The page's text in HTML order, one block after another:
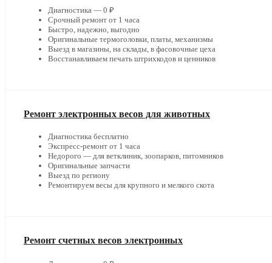
Диагностика — 0 ₽
Срочный ремонт от 1 часа
Быстро, надежно, выгодно
Оригинальные термоголовки, платы, механизмы
Выезд в магазины, на склады, в фасовочные цеха
Восстанавливаем печать штрихкодов и ценников
Ремонт электронных весов для животных
Диагностика бесплатно
Экспресс-ремонт от 1 часа
Недорого — для ветклиник, зоопарков, питомников
Оригинальные запчасти
Выезд по региону
Ремонтируем весы для крупного и мелкого скота
Ремонт счетных весов электронных